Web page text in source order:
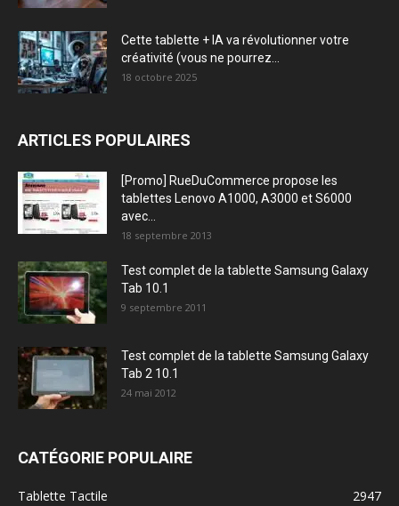
Cette tablette + IA va révolutionner votre
créativité (vous ne pourrez...
18 octobre 2025
ARTICLES POPULAIRES
[Promo] RueDuCommerce propose les
tablettes Lenovo A1000, A3000 et S6000
avec...
18 septembre 2013
Test complet de la tablette Samsung Galaxy
Tab 10.1
9 septembre 2011
Test complet de la tablette Samsung Galaxy
Tab 2 10.1
24 mai 2012
CATÉGORIE POPULAIRE
Tablette Tactile
2947